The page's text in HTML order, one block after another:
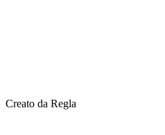
Creato da Regla